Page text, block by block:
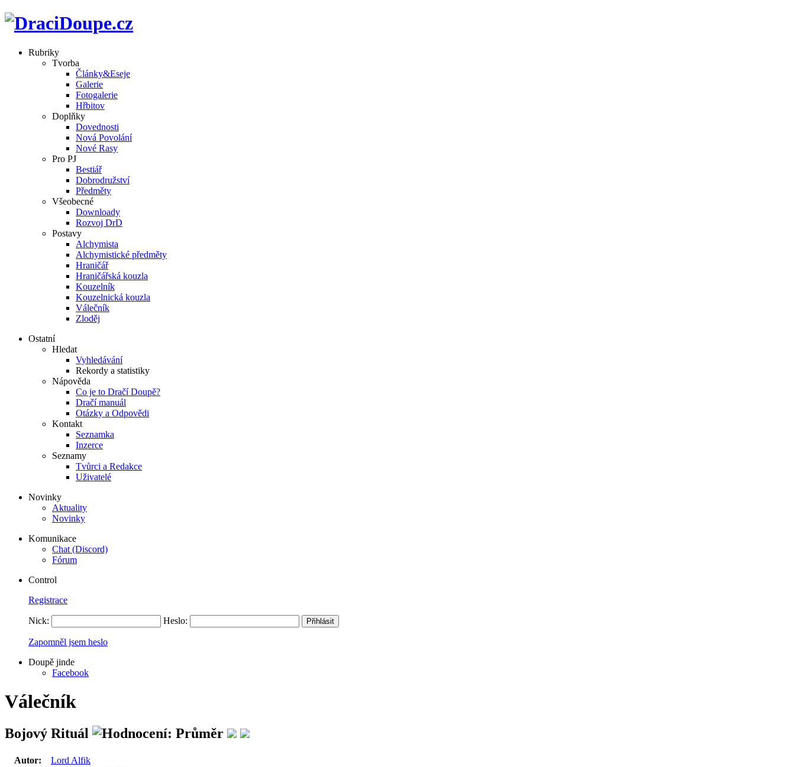
Rubriky
Tvorba
Články&Eseje
Galerie
Fotogalerie
Hřbitov
Doplňky
Dovednosti
Nová Povolání
Nové Rasy
Pro PJ
Bestiář
Dobrodružství
Předměty
Všeobecné
Downloady
Rozvoj DrD
Postavy
Alchymista
Alchymistické předměty
Hraničář
Hraničářská kouzla
Kouzelník
Kouzelnická kouzla
Válečník
Zloděj
Ostatní
Hledat
Vyhledávání
Rekordy a statistiky
Nápověda
Co je to Dračí Doupě?
Dračí manuál
Otázky a Odpovědi
Kontakt
Seznamka
Inzerce
Seznamy
Tvůrci a Redakce
Uživatelé
Novinky
Aktuality
Novinky
Komunikace
Chat (Discord)
Fórum
Control
Registrace
Nick: Heslo:
Zapomněl jsem heslo
Doupě jinde
Facebook
Válečník
Bojový Rituál
Autor:
Lord Alfik